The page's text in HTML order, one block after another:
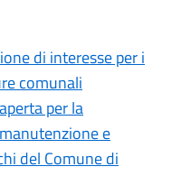
di interesse per i
comunali
per la
e
del Comune di